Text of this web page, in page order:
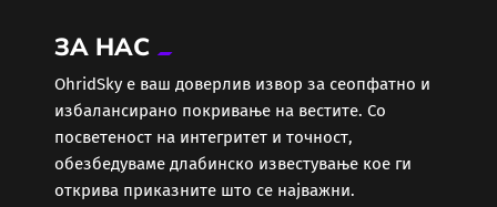
ЗА НАС
ОhridSky е ваш доверлив извор за сеопфатно и
избалансирано покривање на вестите. Со
посветеност на интегритет и точност,
обезбедуваме длабинско известување кое ги
открива приказните што се најважни.